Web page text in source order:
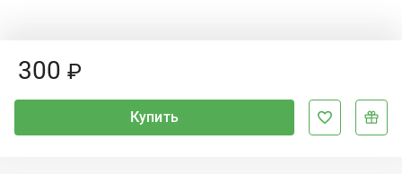
Price:
300 ₽
Купить